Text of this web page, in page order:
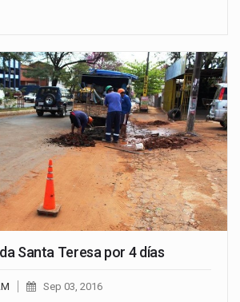
Santa Teresa por 4 días
Sep 03, 2016